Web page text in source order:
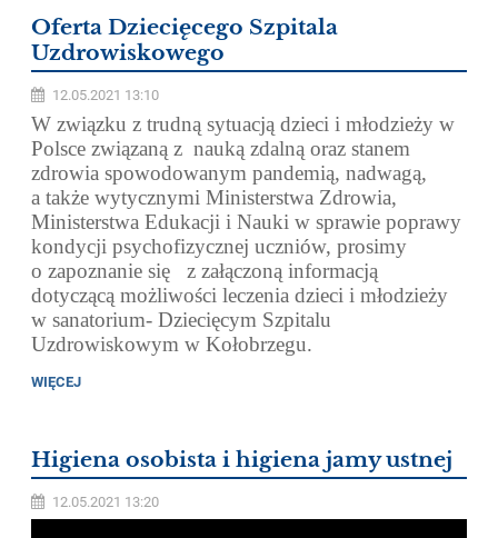
Oferta Dziecięcego Szpitala
Uzdrowiskowego
12.05.2021 13:10
W związku z trudną sytuacją dzieci i młodzieży w
Polsce związaną z nauką zdalną oraz stanem
zdrowia spowodowanym pandemią, nadwagą,
a także wytycznymi Ministerstwa Zdrowia,
Ministerstwa Edukacji i Nauki w sprawie poprawy
kondycji psychofizycznej uczniów, prosimy
o zapoznanie się z załączoną informacją
dotyczącą możliwości leczenia dzieci i młodzieży
w sanatorium- Dziecięcym Szpitalu
Uzdrowiskowym w Kołobrzegu.
WIĘCEJ
Higiena osobista i higiena jamy ustnej
12.05.2021 13:20